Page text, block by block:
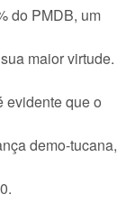
do PMDB, um
maior virtude.
evidente que o
demo-tucana,